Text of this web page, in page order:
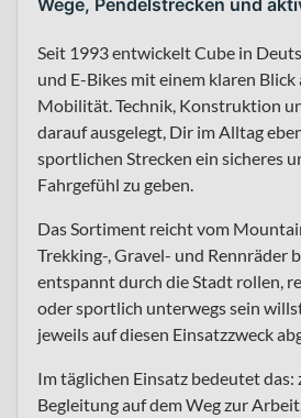
Seit 1993 entwickelt Cube in
und E-Bikes mit einem klaren
Mobilität. Technik, Konstruktion
darauf ausgelegt, Dir im Alltag
sportlichen Strecken ein sicheres
Fahrgefühl zu geben.
Das Sortiment reicht vom
Trekking-, Gravel- und Rennräder
entspannt durch die Stadt rollen,
oder sportlich unterwegs sein
jeweils auf diesen Einsatzzweck
Im täglichen Einsatz bedeutet das:
Begleitung auf dem Weg zur